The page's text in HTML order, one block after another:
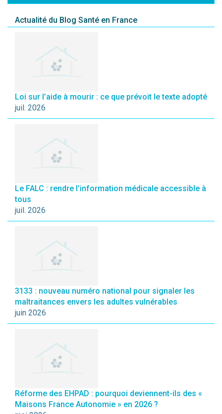
Actualité du Blog Santé en France
Loi sur l’aide à mourir : ce que prévoit le texte adopté
juil. 2026
Le FALC : rendre l’information médicale accessible à
tous
juil. 2026
3133 : nouveau numéro national pour signaler les
maltraitances envers les adultes vulnérables
juin 2026
Réforme des EHPAD : pourquoi deviennent-ils des «
Maisons France Autonomie » en 2026 ?